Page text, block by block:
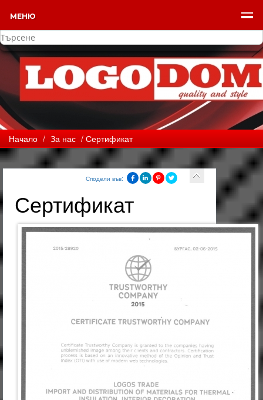
МЕНЮ
Начало / За нас / Сертификат
Сподели във:
Сертификат